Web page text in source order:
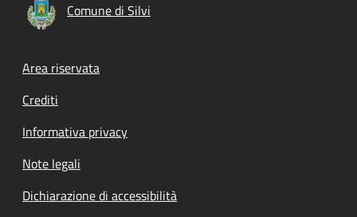
Comune di Silvi
Footer menu
Area riservata
Crediti
Informativa privacy
Note legali
Dichiarazione di accessibilità